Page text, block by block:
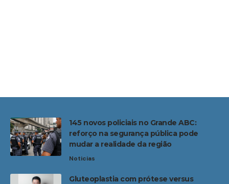
145 novos policiais no Grande ABC:
reforço na segurança pública pode
mudar a realidade da região
Noticias
Gluteoplastia com prótese versus